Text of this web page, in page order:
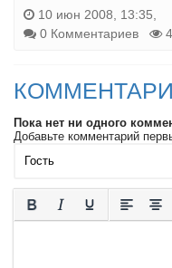
10 июн 2008, 13:35,
0 Комментариев
4
Пока нет ни одного
Добавьте комментарий